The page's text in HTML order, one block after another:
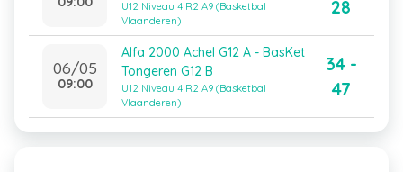
U12 Niveau 4 R2 A9 (Basketbal
Vlaanderen)
28
06/05
09:00
Alfa 2000 Achel G12 A - BasKet
Tongeren G12 B
U12 Niveau 4 R2 A9 (Basketbal
Vlaanderen)
34 -
47